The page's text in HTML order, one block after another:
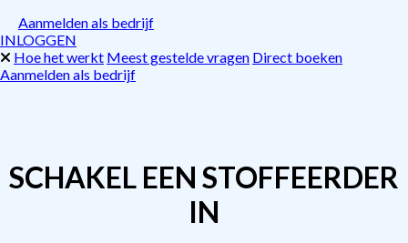
Aanmelden als bedrijf
INLOGGEN
Hoe het werkt Meest gestelde vragen Direct boeken
Aanmelden als bedrijf
SCHAKEL EEN STOFFEERDER
IN